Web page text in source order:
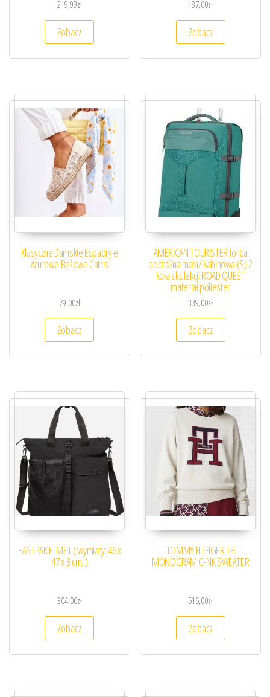
219,99zł
Zobacz
187,00zł
Zobacz
Klasyczne Damskie Espadryle
Ażurowe Beżowe Catris
79,00zł
Zobacz
AMERICAN TOURISTER torba
podróżna mała/ kabinowa (S) 2
koła z kolekcji ROAD QUEST
materiał poliester
339,00zł
Zobacz
EASTPAK ELMET ( wymiary: 46 x
47 x 3 cm. )
304,00zł
Zobacz
TOMMY HILFIGER TH
MONOGRAM C-NK SWEATER
516,00zł
Zobacz